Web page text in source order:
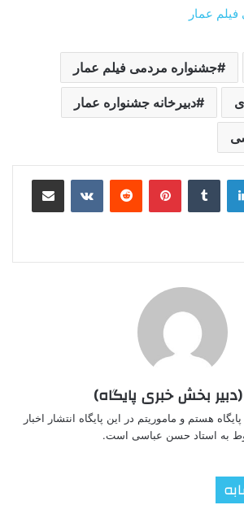
عمار
جشنواره مردمی فیلم عمار
دبیرخانه جشنواره عمار
لینکدین ‫تامبلر ‫پین‌ترست‫رددیت ‫VKontakteاشتراک گذاری از طریق ایمیل
(دبیر بخش خبری پایگاه)
هستم و ماموریتم در این پایگاه انتشار اخبار
به استاد حسن عباسی است.